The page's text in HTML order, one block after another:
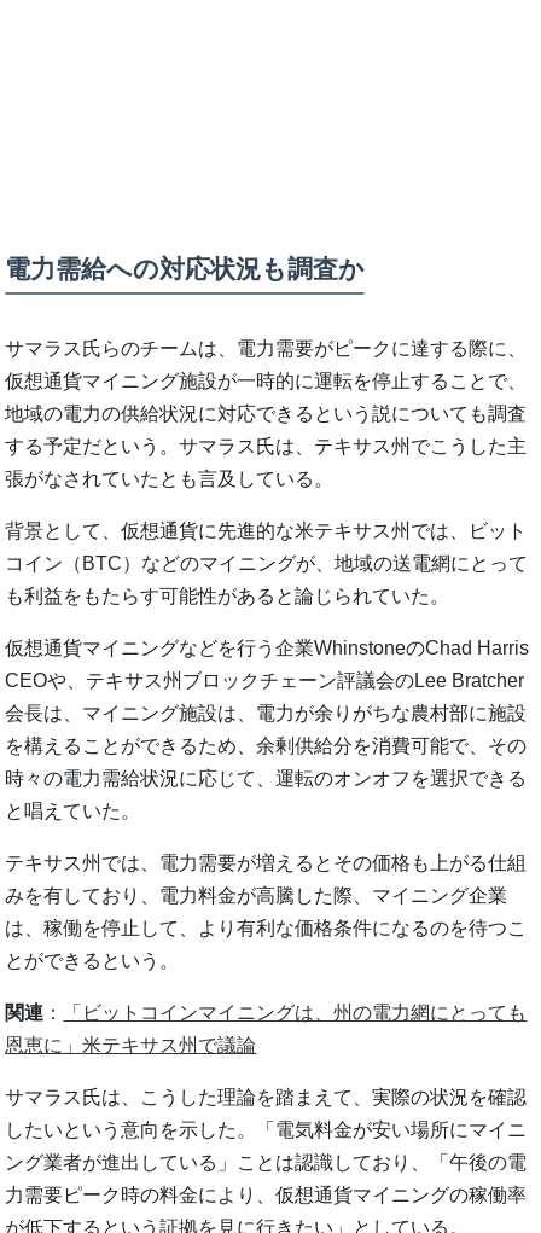
電力需給への対応状況も調査か
サマラス氏らのチームは、電力需要がピークに達する際に、
仮想通貨マイニング施設が一時的に運転を停止することで、
地域の電力の供給状況に対応できるという説についても調査
する予定だという。サマラス氏は、テキサス州でこうした主
張がなされていたとも言及している。
背景として、仮想通貨に先進的な米テキサス州では、ビット
コイン（BTC）などのマイニングが、地域の送電網にとって
も利益をもたらす可能性があると論じられていた。
仮想通貨マイニングなどを行う企業WhinstoneのChad Harris
CEOや、テキサス州ブロックチェーン評議会のLee Bratcher
会長は、マイニング施設は、電力が余りがちな農村部に施設
を構えることができるため、余剰供給分を消費可能で、その
時々の電力需給状況に応じて、運転のオンオフを選択できる
と唱えていた。
テキサス州では、電力需要が増えるとその価格も上がる仕組
みを有しており、電力料金が高騰した際、マイニング企業
は、稼働を停止して、より有利な価格条件になるのを待つこ
とができるという。
関連 ：
「ビットコインマイニングは、州の電力網にとっても
恩恵に」米テキサス州で議論
サマラス氏は、こうした理論を踏まえて、実際の状況を確認
したいという意向を示した。「電気料金が安い場所にマイニ
ング業者が進出している」ことは認識しており、「午後の電
力需要ピーク時の料金により、仮想通貨マイニングの稼働率
が低下するという証拠を見に行きたい」としている。